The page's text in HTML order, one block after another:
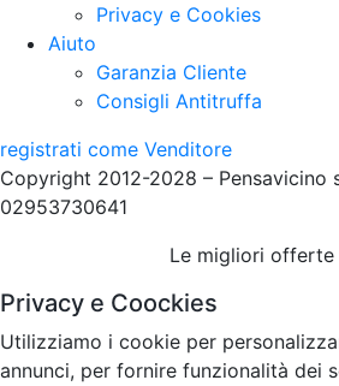
Privacy e Cookies
Aiuto
Garanzia Cliente
Consigli Antitruffa
registrati come Venditore
Copyright 2012-2028 – Pensavicino
02953730641
Le migliori offerte
Privacy e Coockies
Utilizziamo i cookie per
annunci, per fornire funzionalità dei